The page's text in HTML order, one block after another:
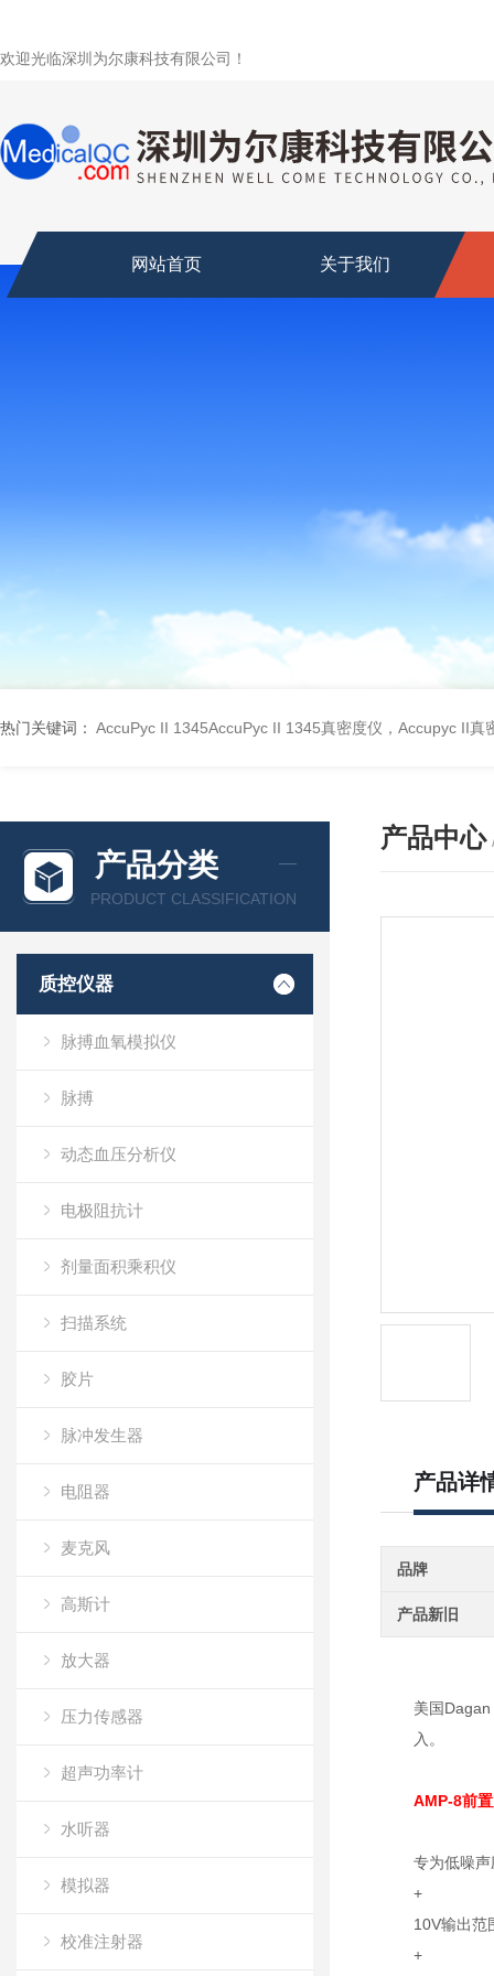
欢迎光临深圳为尔康科技有限公司！
网站首页 关于我们
热门关键词： AccuPyc II 1345AccuPyc II 1345真密度仪，Accupyc II真
产品分类
PRODUCT CLASSIFICATION
质控仪器
脉搏血氧模拟仪
脉搏
动态血压分析仪
电极阻抗计
剂量面积乘积仪
扫描系统
胶片
脉冲发生器
电阻器
麦克风
高斯计
放大器
压力传感器
超声功率计
水听器
模拟器
校准注射器
产品中心
产品详
品牌
产品新旧
美国
入。
AMP-8前
专为低噪
+
10V输出范
+